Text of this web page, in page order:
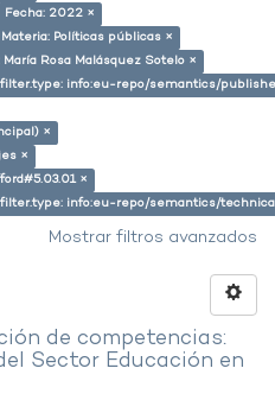
Fecha: 2022 ×
Materia: Políticas públicas ×
Rosa Malásquez Sotelo ×
info:eu-repo/semantics/
×
×
×
info:eu-repo/semantics/
Mostrar filtros avanzados
de competencias:
Sector Educación en